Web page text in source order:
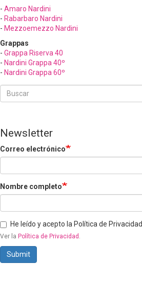
- Amaro Nardini
- Rabarbaro Nardini
- Mezzoemezzo Nardini
Grappas
- Grappa Riserva 40
- Nardini Grappa 40º
- Nardini Grappa 60º
Buscar
Buscar
Newsletter
Correo electrónico
Nombre completo
He leído y acepto la Política de Privacidad.
Ver la Política de Privacidad .
Submit